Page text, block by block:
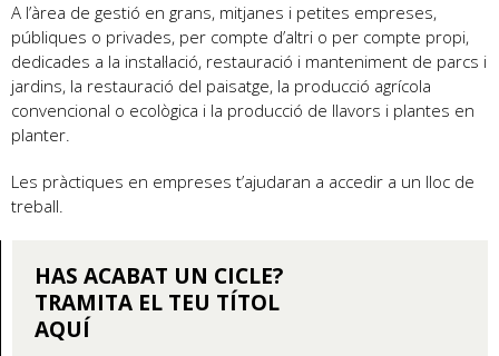
A l’àrea de gestió en grans, mitjanes i petites empreses,
públiques o privades, per compte d’altri o per compte propi,
dedicades a la instal·lació, restauració i manteniment de parcs i
jardins, la restauració del paisatge, la producció agrícola
convencional o ecològica i la producció de llavors i plantes en
planter.
Les pràctiques en empreses t’ajudaran a accedir a un lloc de
treball.
HAS ACABAT UN CICLE?
TRAMITA EL TEU TÍTOL
AQUÍ